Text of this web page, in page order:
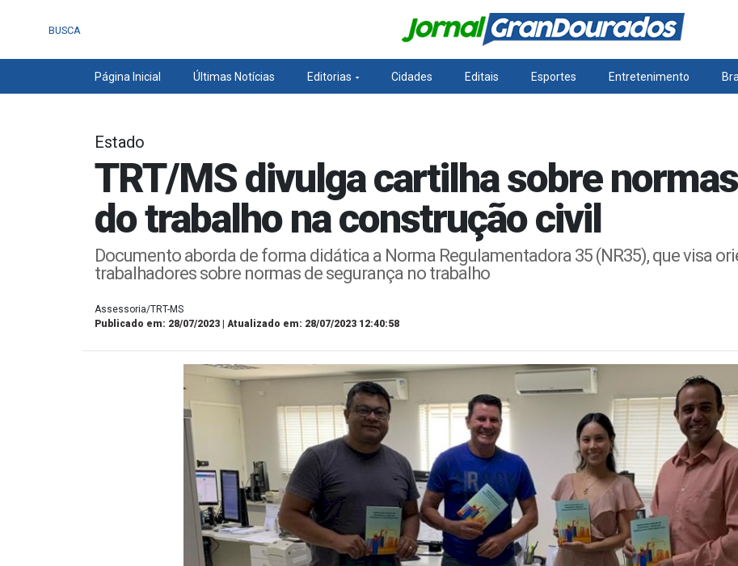
BUSCA
Página Inicial Últimas Notícias Editorias Cidades Editais Esportes Entretenimento
Estado
TRT/MS divulga cartilha sobre
do trabalho na construção civil
Documento aborda de forma didática a Norma Regulamentadora 35 (NR35), que visa
trabalhadores sobre normas de segurança no trabalho
Assessoria/TRT-MS
Publicado em: 28/07/2023 | Atualizado em: 28/07/2023 12:40:58